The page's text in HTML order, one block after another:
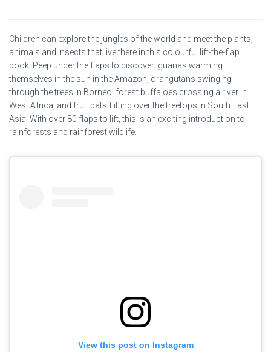
Children can explore the jungles of the world and meet the plants,
animals and insects that live there in this colourful lift-the-flap
book. Peep under the flaps to discover iguanas warming
themselves in the sun in the Amazon, orangutans swinging
through the trees in Borneo, forest buffaloes crossing a river in
West Africa, and fruit bats flitting over the treetops in South East
Asia. With over 80 flaps to lift, this is an exciting introduction to
rainforests and rainforest wildlife.
View this post on Instagram